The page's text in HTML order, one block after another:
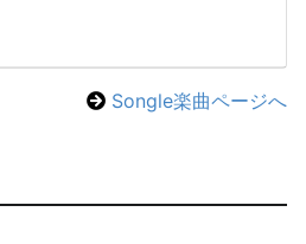
Songle楽曲ページへ